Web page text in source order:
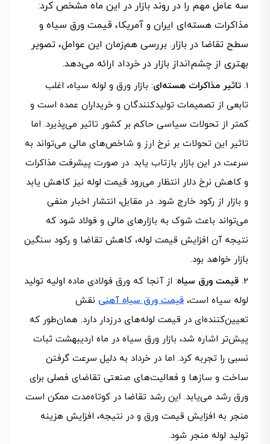
سه عامل مهم را در روند بازار در این ماه مشخص کرد:
مذاکرات هسته‌ای ایران و آمریکا، قیمت ورق سیاه و
سطح تقاضا در بازار. بررسی هم‌زمان این عوامل، تصویر
بهتری از چشم‌انداز بازار در خرداد ارائه می‌دهد.
تاثیر مذاکرات هسته‌‌ای: بازار ورق و لوله سیاه، اغلب
تابعی از تصمیمات تولیدکنندگان و خریداران عمده است و
کمتر از تحولات سیاسی حاکم بر کشور تاثیر می‌پذیرد. اما
تاثیر این تحولات بر نرخ ارز و شاخص‌های مالی می‌تواند به
سرعت در این بازار بازتاب یابد. در صورت پیشرفت مذاکرات
و کاهش نرخ دلار انتظار می‌رود قیمت لوله نیز کاهش یابد
و بازار از رکود خارج شود. در مقابل، انتشار اخبار منفی
می‌تواند باعث شوک به بازارهای مالی و فولاد شود که
نتیجه آن افزایش قیمت لوله، کاهش تقاضا و رکود سنگین
بازار خواهد بود.
قیمت ورق سیاه: از آنجا که ورق فولادی ماده اولیه تولید
لوله سیاه است، قیمت ورق سیاه آهنی نقش
تعیین‌کننده‌ای در قیمت لوله‌های درزدار دارد. همان‌طور که
پیش‌تر اشاره شد، بازار ورق سیاه در ماه اردیبهشت ثبات
نسبی را تجربه کرد. اما در خرداد به دلیل سرعت گرفتن
ساخت و سازها و فعالیت‌های صنعتی تقاضای فصلی برای
ورق رشد می‌یابد. این رشد تقاضا در کوتاه‌مدت ممکن است
منجر به افزایش قیمت ورق و در نتیجه، افزایش هزینه
تولید لوله منجر شود.